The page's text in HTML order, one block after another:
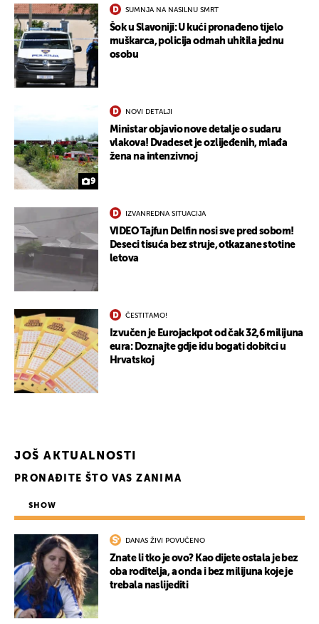
SUMNJA NA NASILNU SMRT
Šok u Slavoniji: U kući pronađeno tijelo
muškarca, policija odmah uhitila jednu
osobu
9
NOVI DETALJI
Ministar objavio nove detalje o sudaru
vlakova! Dvadeset je ozlijeđenih, mlađa
žena na intenzivnoj
IZVANREDNA SITUACIJA
VIDEO Tajfun Delfin nosi sve pred sobom!
Deseci tisuća bez struje, otkazane stotine
letova
ČESTITAMO!
Izvučen je Eurojackpot od čak 32,6 milijuna
eura: Doznajte gdje idu bogati dobitci u
Hrvatskoj
JOŠ AKTUALNOSTI
PRONAĐITE ŠTO VAS ZANIMA
SHOW
DANAS ŽIVI POVUČENO
Znate li tko je ovo? Kao dijete ostala je bez
oba roditelja, a onda i bez milijuna koje je
trebala naslijediti
UKLJUČITE NOTIFIKACIJE